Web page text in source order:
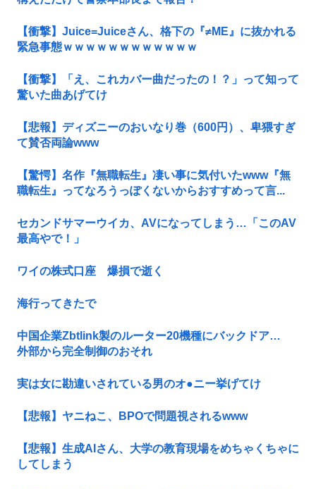
【衝撃】Juice=Juiceさん、格下の『≠ME』に抜かれる
緊急事態ｗｗｗｗｗｗｗｗｗｗｗｗ
【衝撃】「え、これカバー曲だったの！？」って知って
驚いた曲あげてけ
【悲報】ディズニーのおいなり巻（600円）、卑猥すぎ
て賛否両論www
【驚愕】名作『無職転生』凄い事に気付いたwww『無
職転生』ってなろうっぽくないからおすすめって言...
セカンドサマーウイカ、AVになってしまう…「このAV
最高やで！」
ワイの株式口座 爆損で逝く
海行ってきたで
中国企業Zbtlink製のルーター20機種にバックドア…
外部から完全制御のおそれ
実は女に勘違いされている男のオ●ニー挙げてけ
【悲報】ヤニねこ、BPOで問題視されるwww
【悲報】生成AIさん、大学の教育現場をめちゃくちゃに
してしまう